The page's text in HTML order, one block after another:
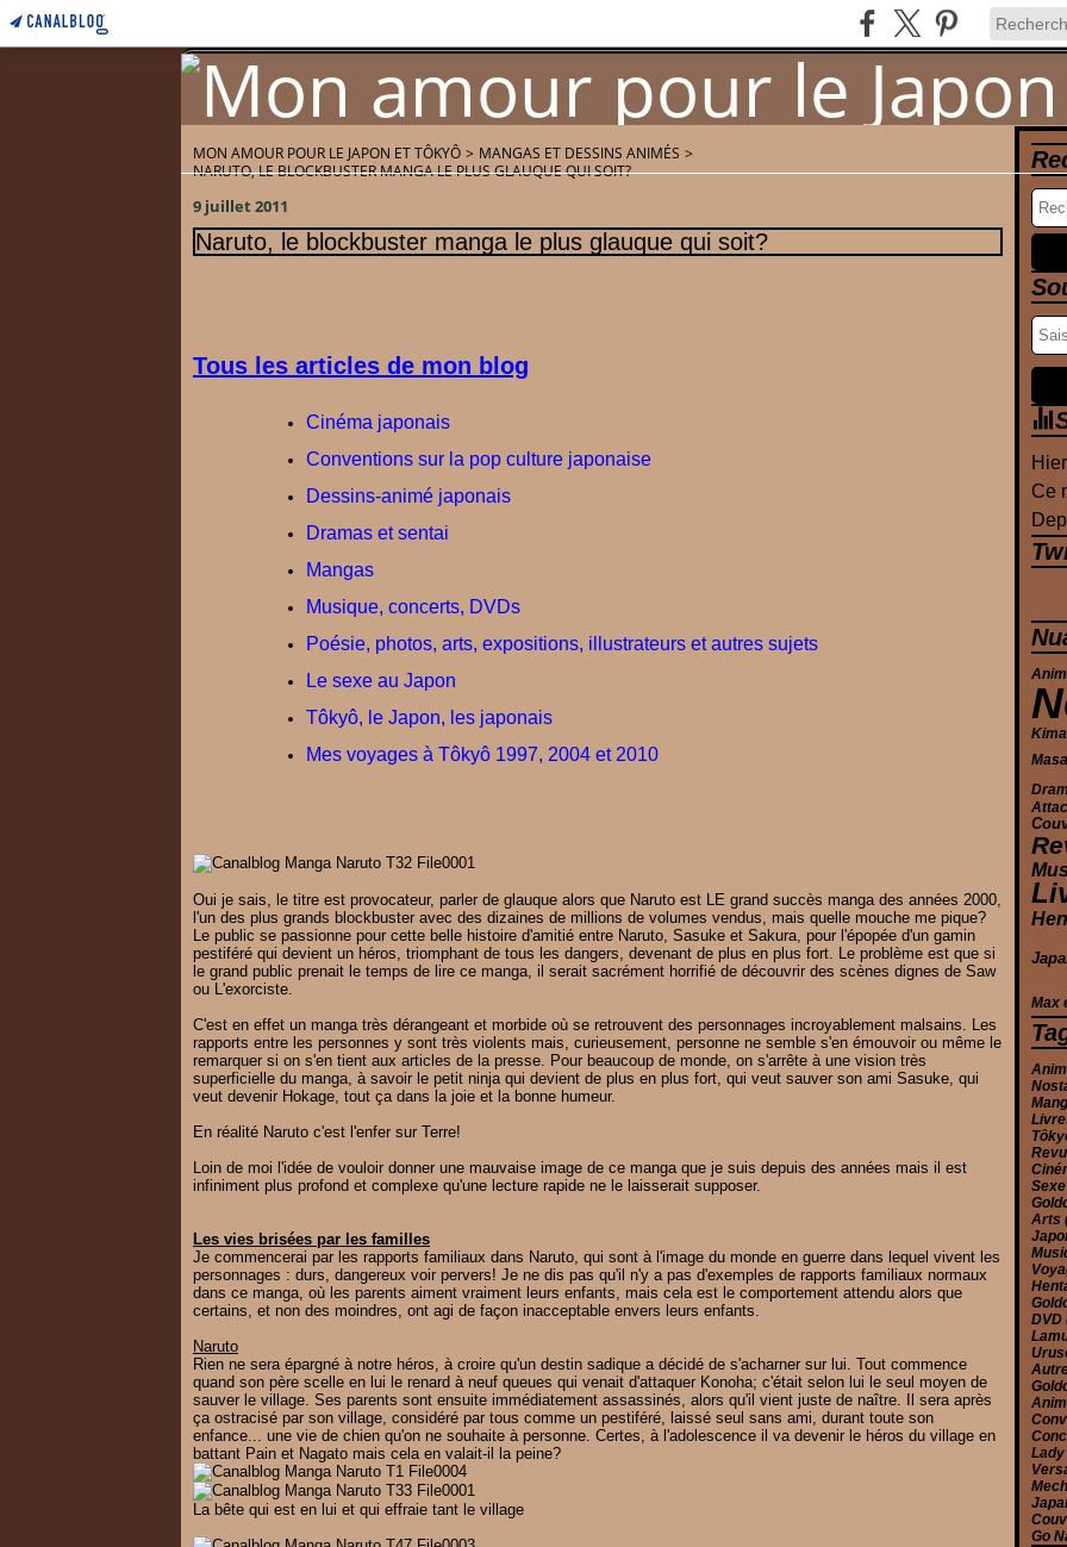
MON AMOUR POUR LE JAPON ET TÔKYÔ > MANGAS ET DESSINS ANIMÉS >
NARUTO, LE BLOCKBUSTER MANGA LE PLUS GLAUQUE QUI SOIT?
9 juillet 2011
Naruto, le blockbuster manga le plus glauque qui soit?
Tous les articles de mon blog
Cinéma japonais
Conventions sur la pop culture japonaise
Dessins-animé japonais
Dramas et sentai
Mangas
Musique, concerts, DVDs
Poésie, photos, arts, expositions, illustrateurs et autres sujets
Le sexe au Japon
Tôkyô, le Japon, les japonais
Mes voyages à Tôkyô 1997, 2004 et 2010
Oui je sais, le titre est provocateur, parler de glauque alors que Naruto est LE grand succès manga des années 2000,
l'un des plus grands blockbuster avec des dizaines de millions de volumes vendus, mais quelle mouche me pique?
Le public se passionne pour cette belle histoire d'amitié entre Naruto, Sasuke et Sakura, pour l'épopée d'un gamin
pestiféré qui devient un héros, triomphant de tous les dangers, devenant de plus en plus fort. Le problème est que si
le grand public prenait le temps de lire ce manga, il serait sacrément horrifié de découvrir des scènes dignes de Saw
ou L'exorciste.
C'est en effet un manga très dérangeant et morbide où se retrouvent des personnages incroyablement malsains. Les
rapports entre les personnes y sont très violents mais, curieusement, personne ne semble s'en émouvoir ou même le
remarquer si on s'en tient aux articles de la presse. Pour beaucoup de monde, on s'arrête à une vision très
superficielle du manga, à savoir le petit ninja qui devient de plus en plus fort, qui veut sauver son ami Sasuke, qui
veut devenir Hokage, tout ça dans la joie et la bonne humeur.
En réalité Naruto c'est l'enfer sur Terre!
Loin de moi l'idée de vouloir donner une mauvaise image de ce manga que je suis depuis des années mais il est
infiniment plus profond et complexe qu'une lecture rapide ne le laisserait supposer.
Les vies brisées par les familles
Je commencerai par les rapports familiaux dans Naruto, qui sont à l'image du monde en guerre dans lequel vivent les
personnages : durs, dangereux voir pervers! Je ne dis pas qu'il n'y a pas d'exemples de rapports familiaux normaux
dans ce manga, où les parents aiment vraiment leurs enfants, mais cela est le comportement attendu alors que
certains, et non des moindres, ont agi de façon inacceptable envers leurs enfants.
Naruto
Rien ne sera épargné à notre héros, à croire qu'un destin sadique a décidé de s'acharner sur lui. Tout commence
quand son père scelle en lui le renard à neuf queues qui venait d'attaquer Konoha; c'était selon lui le seul moyen de
sauver le village. Ses parents sont ensuite immédiatement assassinés, alors qu'il vient juste de naître. Il sera après
ça ostracisé par son village, considéré par tous comme un pestiféré, laissé seul sans ami, durant toute son
enfance... une vie de chien qu'on ne souhaite à personne. Certes, à l'adolescence il va devenir le héros du village en
battant Pain et Nagato mais cela en valait-il la peine?
La bête qui est en lui et qui effraie tant le village
Hier
Ce
Max
Sexe
Arts
DVD
Go